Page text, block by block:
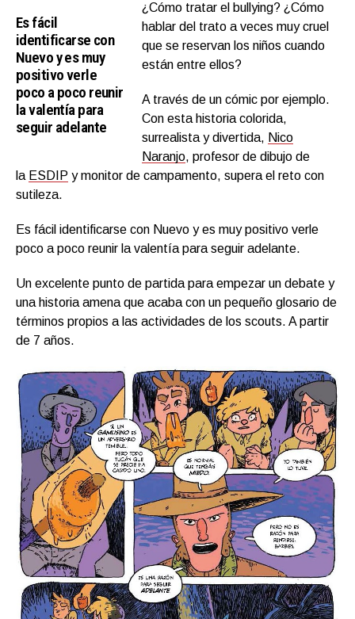
Es fácil
identificarse con
Nuevo y es muy
positivo verle
poco a poco reunir
la valentía para
seguir adelante
¿Cómo tratar el bullying? ¿Cómo
hablar del trato a veces muy cruel
que se reservan los niños cuando
están entre ellos?
A través de un cómic por ejemplo.
Con esta historia colorida,
surrealista y divertida, Nico
Naranjo, profesor de dibujo de
la ESDIP y monitor de campamento, supera el reto con
sutileza.
Es fácil identificarse con Nuevo y es muy positivo verle
poco a poco reunir la valentía para seguir adelante.
Un excelente punto de partida para empezar un debate y
una historia amena que acaba con un pequeño glosario de
términos propios a las actividades de los scouts. A partir
de 7 años.